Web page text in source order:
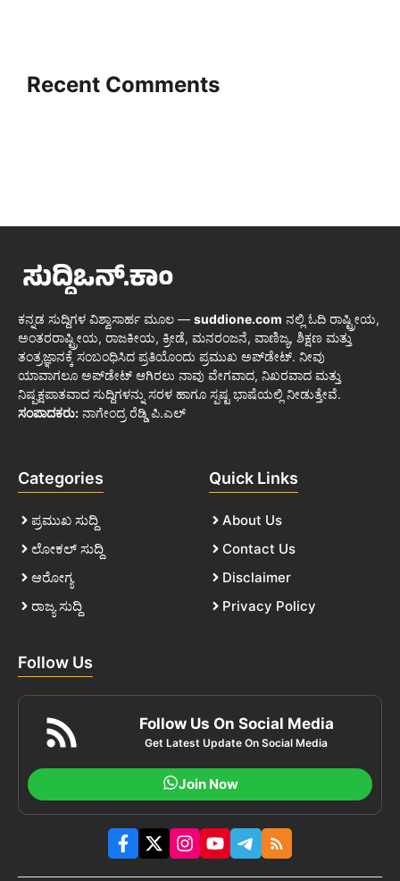
Recent Comments
ಕನ್ನಡ ಸುದ್ದಿಗಳ ವಿಶ್ವಾಸಾರ್ಹ ಮೂಲ — suddione.com ನಲ್ಲಿ ಓದಿ ರಾಷ್ಟ್ರೀಯ,
ಅಂತರರಾಷ್ಟ್ರೀಯ, ರಾಜಕೀಯ, ಕ್ರೀಡೆ, ಮನರಂಜನೆ, ವಾಣಿಜ್ಯ, ಶಿಕ್ಷಣ ಮತ್ತು
ತಂತ್ರಜ್ಞಾನಕ್ಕೆ ಸಂಬಂಧಿಸಿದ ಪ್ರತಿಯೊಂದು ಪ್ರಮುಖ ಅಪ್‌ಡೇಟ್. ನೀವು
ಯಾವಾಗಲೂ ಅಪ್‌ಡೇಟ್ ಆಗಿರಲು ನಾವು ವೇಗವಾದ, ನಿಖರವಾದ ಮತ್ತು
ನಿಷ್ಪಕ್ಷಪಾತವಾದ ಸುದ್ದಿಗಳನ್ನು ಸರಳ ಹಾಗೂ ಸ್ಪಷ್ಟ ಭಾಷೆಯಲ್ಲಿ ನೀಡುತ್ತೇವೆ.
ಸಂಪಾದಕರು: ನಾಗೇಂದ್ರ ರೆಡ್ಡಿ ಪಿ.ಎಲ್
Categories
ಪ್ರಮುಖ ಸುದ್ದಿ
ಲೋಕಲ್ ಸುದ್ದಿ
ಆರೋಗ್ಯ
ರಾಜ್ಯ ಸುದ್ದಿ
Quick Links
About Us
Contact Us
Disclaimer
Privacy Policy
Follow Us
Follow Us On Social Media
Get Latest Update On Social Media
Join Now